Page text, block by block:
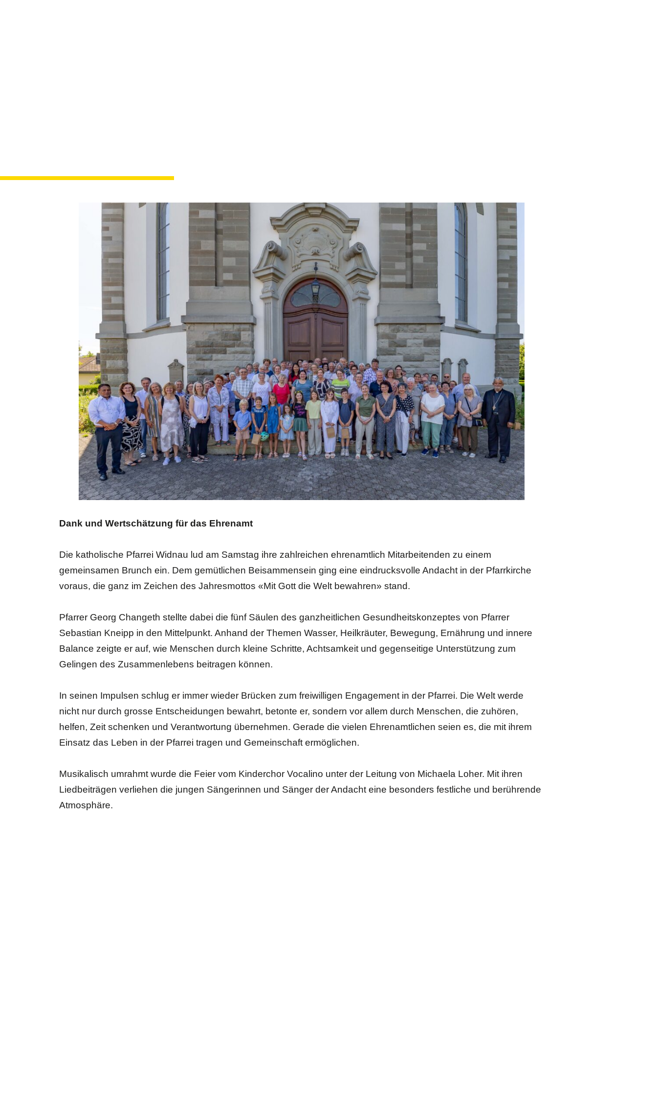
Dank und Wertschätzung für das Ehrenamt
Die katholische Pfarrei Widnau lud am Samstag ihre zahlreichen ehrenamtlich Mitarbeitenden zu einem
gemeinsamen Brunch ein. Dem gemütlichen Beisammensein ging eine eindrucksvolle Andacht in der Pfarrkirche
voraus, die ganz im Zeichen des Jahresmottos «Mit Gott die Welt bewahren» stand.
Pfarrer Georg Changeth stellte dabei die fünf Säulen des ganzheitlichen Gesundheitskonzeptes von Pfarrer
Sebastian Kneipp in den Mittelpunkt. Anhand der Themen Wasser, Heilkräuter, Bewegung, Ernährung und innere
Balance zeigte er auf, wie Menschen durch kleine Schritte, Achtsamkeit und gegenseitige Unterstützung zum
Gelingen des Zusammenlebens beitragen können.
In seinen Impulsen schlug er immer wieder Brücken zum freiwilligen Engagement in der Pfarrei. Die Welt werde
nicht nur durch grosse Entscheidungen bewahrt, betonte er, sondern vor allem durch Menschen, die zuhören,
helfen, Zeit schenken und Verantwortung übernehmen. Gerade die vielen Ehrenamtlichen seien es, die mit ihrem
Einsatz das Leben in der Pfarrei tragen und Gemeinschaft ermöglichen.
Musikalisch umrahmt wurde die Feier vom Kinderchor Vocalino unter der Leitung von Michaela Loher. Mit ihren
Liedbeiträgen verliehen die jungen Sängerinnen und Sänger der Andacht eine besonders festliche und berührende
Atmosphäre.